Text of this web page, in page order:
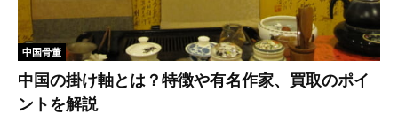
中国骨董
中国の掛け軸とは？特徴や有名作家、買取のポイ
ントを解説